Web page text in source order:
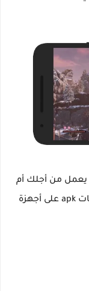
أخبرنا عبر صفحة اتصل بنا إذا كان ملف apk يعمل من أجلك أم
لا. إذا كنت لا تعرف كيفية تنزيل وتثبيت ملفات apk على أجهزة